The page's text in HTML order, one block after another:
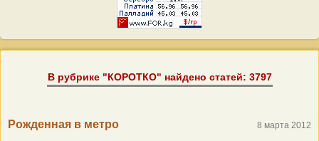
В рубрике "КОРОТКО" найдено статей: 3797
Рожденная в метро 8 марта 2012